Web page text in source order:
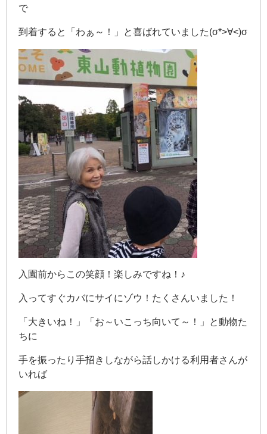
で
到着すると「わぁ～！」と喜ばれていました(σ*>∀<)σ
入園前からこの笑顔！楽しみですね！♪
入ってすぐカバにサイにゾウ！たくさんいました！
「大きいね！」「お～いこっち向いて～！」と動物た
ちに
手を振ったり手招きしながら話しかける利用者さんが
いれば